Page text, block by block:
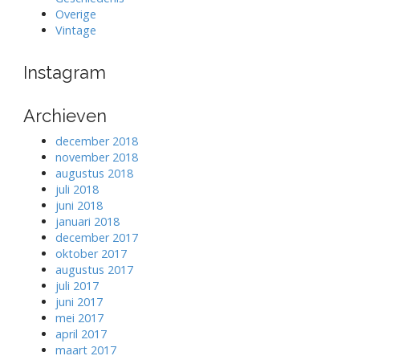
Overige
Vintage
Instagram
Archieven
december 2018
november 2018
augustus 2018
juli 2018
juni 2018
januari 2018
december 2017
oktober 2017
augustus 2017
juli 2017
juni 2017
mei 2017
april 2017
maart 2017